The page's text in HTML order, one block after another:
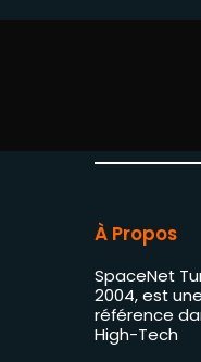
À Propos
SpaceNet
2004, est
référence
High-Tech